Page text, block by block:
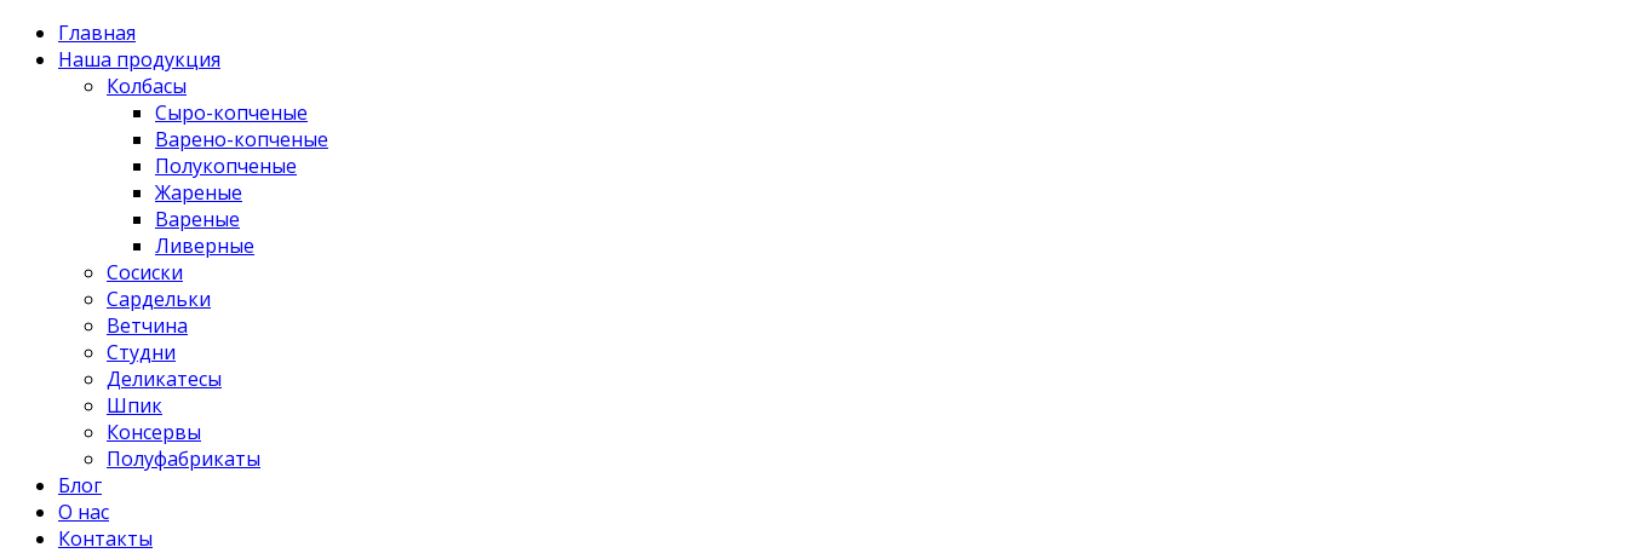
Главная
Наша продукция
Колбасы
Сыро-копченые
Варено-копченые
Полукопченые
Жареные
Вареные
Ливерные
Сосиски
Сардельки
Ветчина
Студни
Деликатесы
Шпик
Консервы
Полуфабрикаты
Блог
О нас
Контакты